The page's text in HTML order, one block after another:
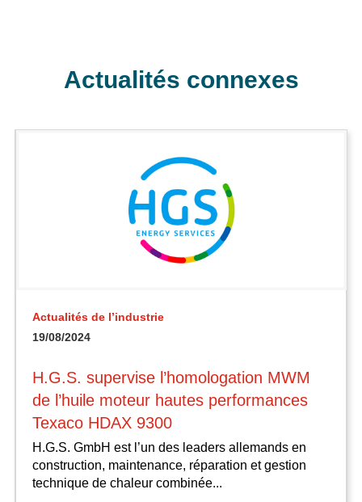
Actualités connexes
Actualités de l’industrie
19/08/2024
H.G.S. supervise l’homologation MWM
de l’huile moteur hautes performances
Texaco HDAX 9300
H.G.S. GmbH est l’un des leaders allemands en
construction, maintenance, réparation et gestion
technique de chaleur combinée...